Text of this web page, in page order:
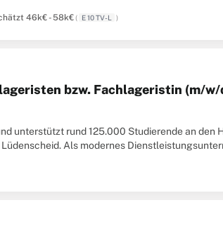
46k€ - 58k€( E 10 TV-L )
bzw. Fachlageristin (m/w/
unterstützt rund 125.000 Studierende an den
Als modernes